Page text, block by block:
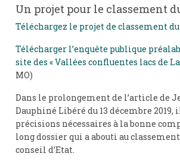
Un projet pour le classement
Téléchargez le projet de classement
Télécharger l’enquête publique
site des « Vallées confluentes lacs de
MO)
Dans le prolongement de l’article de
Dauphiné Libéré du 13 décembre
précisions nécessaires à la bonne
long dossier qui a abouti au
conseil d’Etat.